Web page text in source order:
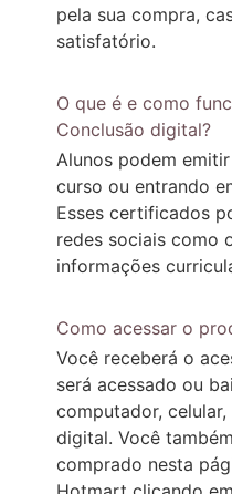
pela sua compra,
satisfatório.
O que é e como
Conclusão digital?
Alunos podem
curso ou entrando
Esses certificados
redes sociais como
informações
Como acessar o
Você receberá o
será acessado ou
computador,
digital. Você
comprado nesta